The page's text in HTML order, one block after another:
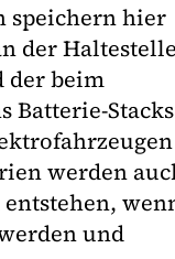
speichern hier
der Haltestelle
der beim
Batterie-Stacks
werden
und